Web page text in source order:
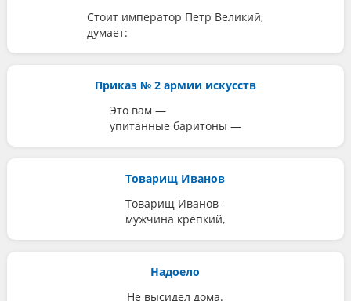
Стоит император Петр Великий,
думает:
Приказ № 2 армии искусств
Это вам —
упитанные баритоны —
Товарищ Иванов
Товарищ Иванов -
мужчина крепкий,
Надоело
Не высидел дома.